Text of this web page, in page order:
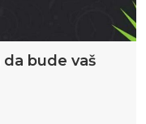
da bude vaš